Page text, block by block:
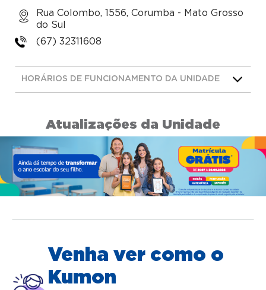
Rua Colombo, 1556, Corumba - Mato Grosso
do Sul
(67) 32311608
HORÁRIOS DE FUNCIONAMENTO DA UNIDADE
Atualizações da Unidade
Venha ver como o
Kumon